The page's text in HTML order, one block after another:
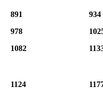
891
978
1082
934
1124